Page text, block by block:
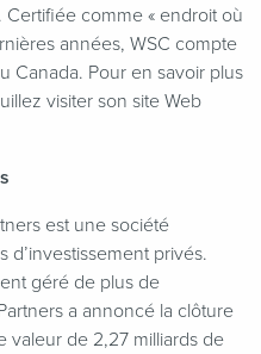
comme « endroit où
années, WSC compte
Canada. Pour en savoir plus
visiter son site Web
est une société
privés.
géré de plus de
a annoncé la clôture
valeur de 2,27 milliards de